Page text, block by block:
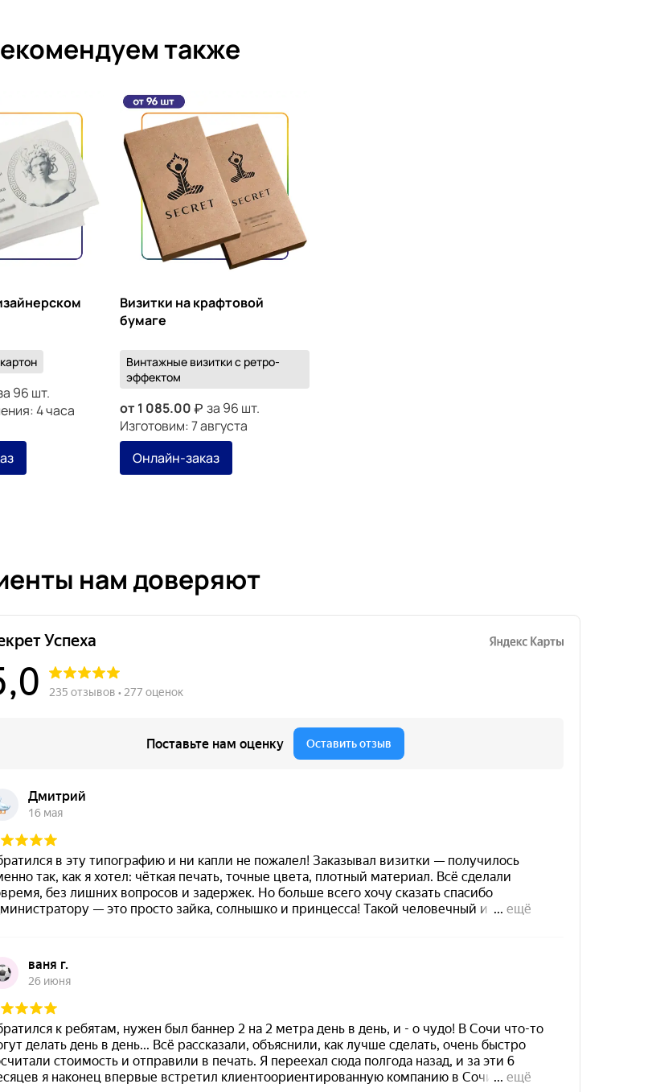
также
96 шт.
4 часа
Визитки на крафтовой
бумаге
Винтажные визитки с ретро-
эффектом
от 1 085.00
за 96 шт.
Изготовим: 7 августа
Онлайн-заказ
нам доверяют